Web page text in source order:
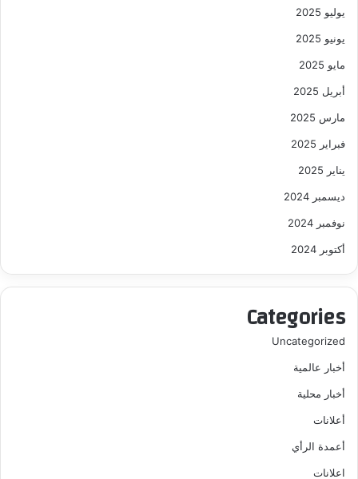
يوليو 2025
يونيو 2025
مايو 2025
أبريل 2025
مارس 2025
فبراير 2025
يناير 2025
ديسمبر 2024
نوفمبر 2024
أكتوبر 2024
Categories
Uncategorized
أخبار عالمية
أخبار محلية
أعلانات
أعمدة الرأي
اعلانات